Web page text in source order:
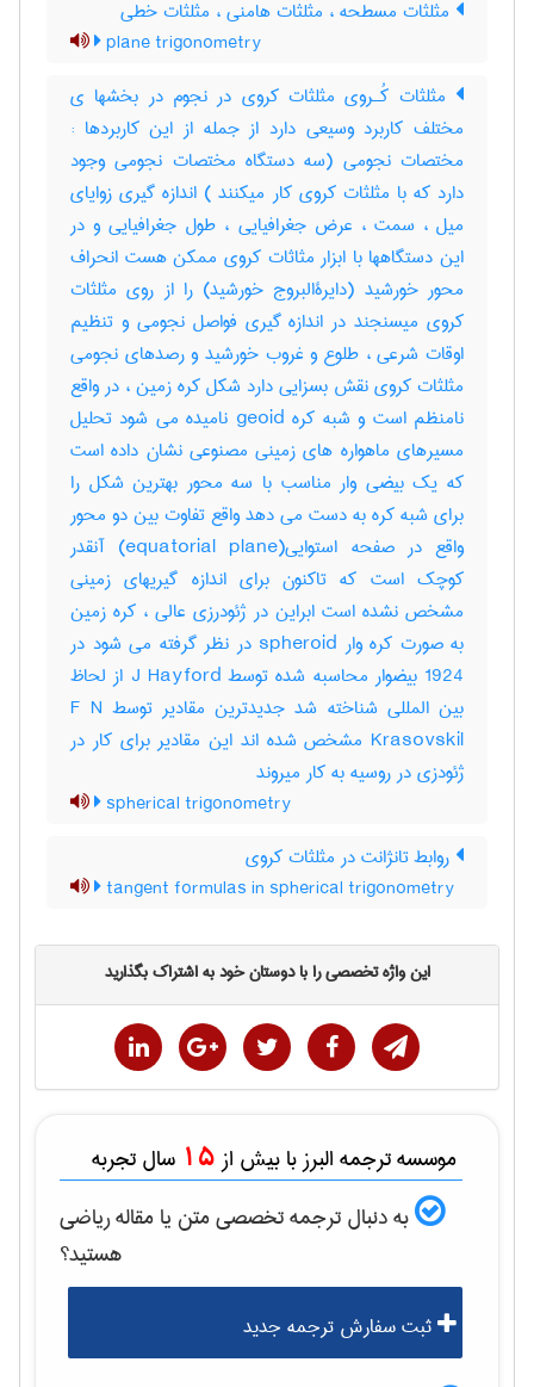
مثلثات مسطحه ، مثلثات هامنی ، مثلثات خطی
plane trigonometry
مثلثات کُـروی مثلثات کروی در نجوم در بخشها ی
مختلف کاربرد وسیعی دارد از جمله از این کاربردها :
مختصات نجومی (سه دستگاه مختصات نجومی وجود
دارد که با مثلثات کروی کار میکنند ) اندازه گیری زوایای
میل ، سمت ، عرض جغرافیایی ، طول جغرافیایی و در
این دستگاهها با ابزار مثاثات کروی ممکن هست انحراف
محور خورشید (دایرةالبروج خورشید) را از روی مثلثات
کروی میسنجند در اندازه گیری فواصل نجومی و تنظیم
اوقات شرعی ، طلوع و غروب خورشید و رصدهای نجومی
مثلثات کروی نقش بسزایی دارد شکل کره زمین ، در واقع
نامنظم است و شبه کره geoid نامیده می شود تحلیل
مسیرهای ماهواره های زمینی مصنوعی نشان داده است
که یک بیضی وار مناسب با سه محور بهترین شکل را
برای شبه کره به دست می دهد واقع تفاوت بین دو محور
واقع در صفحه استوایی(equatorial plane) آنقدر
کوچک است که تاکنون برای اندازه گیریهای زمینی
مشخص نشده است ابراین در ژئودرزی عالی ، کره زمین
به صورت کره وار spheroid در نظر گرفته می شود در
1924 بیضوار محاسبه شده توسط J Hayford از لحاظ
بین المللی شناخته شد جدیدترین مقادیر توسط F N
Krasovskil مشخص شده اند این مقادیر برای کار در
ژئودزی در روسیه به کار میروند
spherical trigonometry
روابط تانژانت در مثلثات کروی
tangent formulas in spherical trigonometry
این واژه تخصصی را با دوستان خود به اشتراک بگذارید
موسسه ترجمه البرز با بیش از 15 سال تجربه
به دنبال ترجمه تخصصی متن یا مقالهرياضی
هستید؟
ثبت سفارش ترجمه جدید